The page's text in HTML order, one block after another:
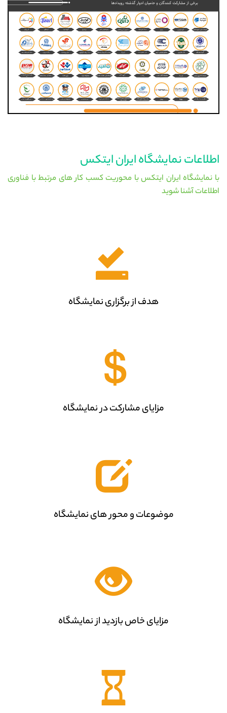
اطلاعات نمایشگاه ایران ایتکس
با نمایشگاه ایران ایتکس با محوریت کسب کار های مرتبط با فناوری
اطلاعات آشنا شوید
هدف از برگزاری نمایشگاه
مزایای مشارکت در نمایشگاه
موضوعات و محور های نمایشگاه
مزایای خاص بازدید از نمایشگاه